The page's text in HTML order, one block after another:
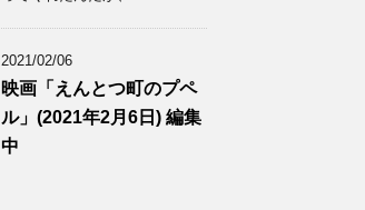
2021/02/06
映画「えんとつ町のプペ
ル」(2021年2月6日) 編集
中